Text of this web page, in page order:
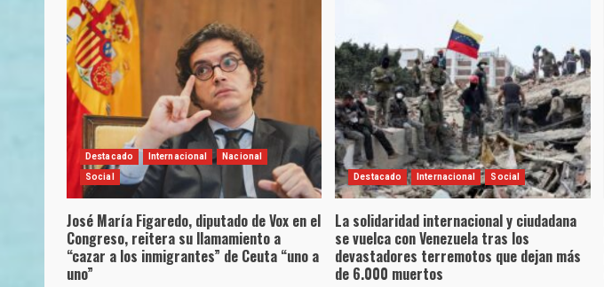
Destacado Internacional Nacional
Social
José María Figaredo, diputado de Vox en el
Congreso, reitera su llamamiento a
“cazar a los inmigrantes” de Ceuta “uno a
uno”
Destacado Internacional Social
La solidaridad internacional y ciudadana
se vuelca con Venezuela tras los
devastadores terremotos que dejan más
de 6.000 muertos